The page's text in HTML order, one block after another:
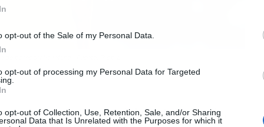
opt-out of the Sale of my Personal Data.
opt-out of processing my Personal Data for Targeted
opt-out of Collection, Use, Retention, Sale, and/or Sharing
Data that Is Unrelated with the Purposes for which it
pornografía infantil. Fuente: Propia
un momento especialmente delicado,